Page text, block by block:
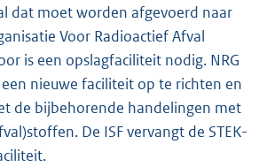
dat moet worden afgevoerd naar
Voor Radioactief Afval
is een opslagfaciliteit nodig. NRG
nieuwe faciliteit op te richten en
de bijbehorende handelingen met
De ISF vervangt de STEK-